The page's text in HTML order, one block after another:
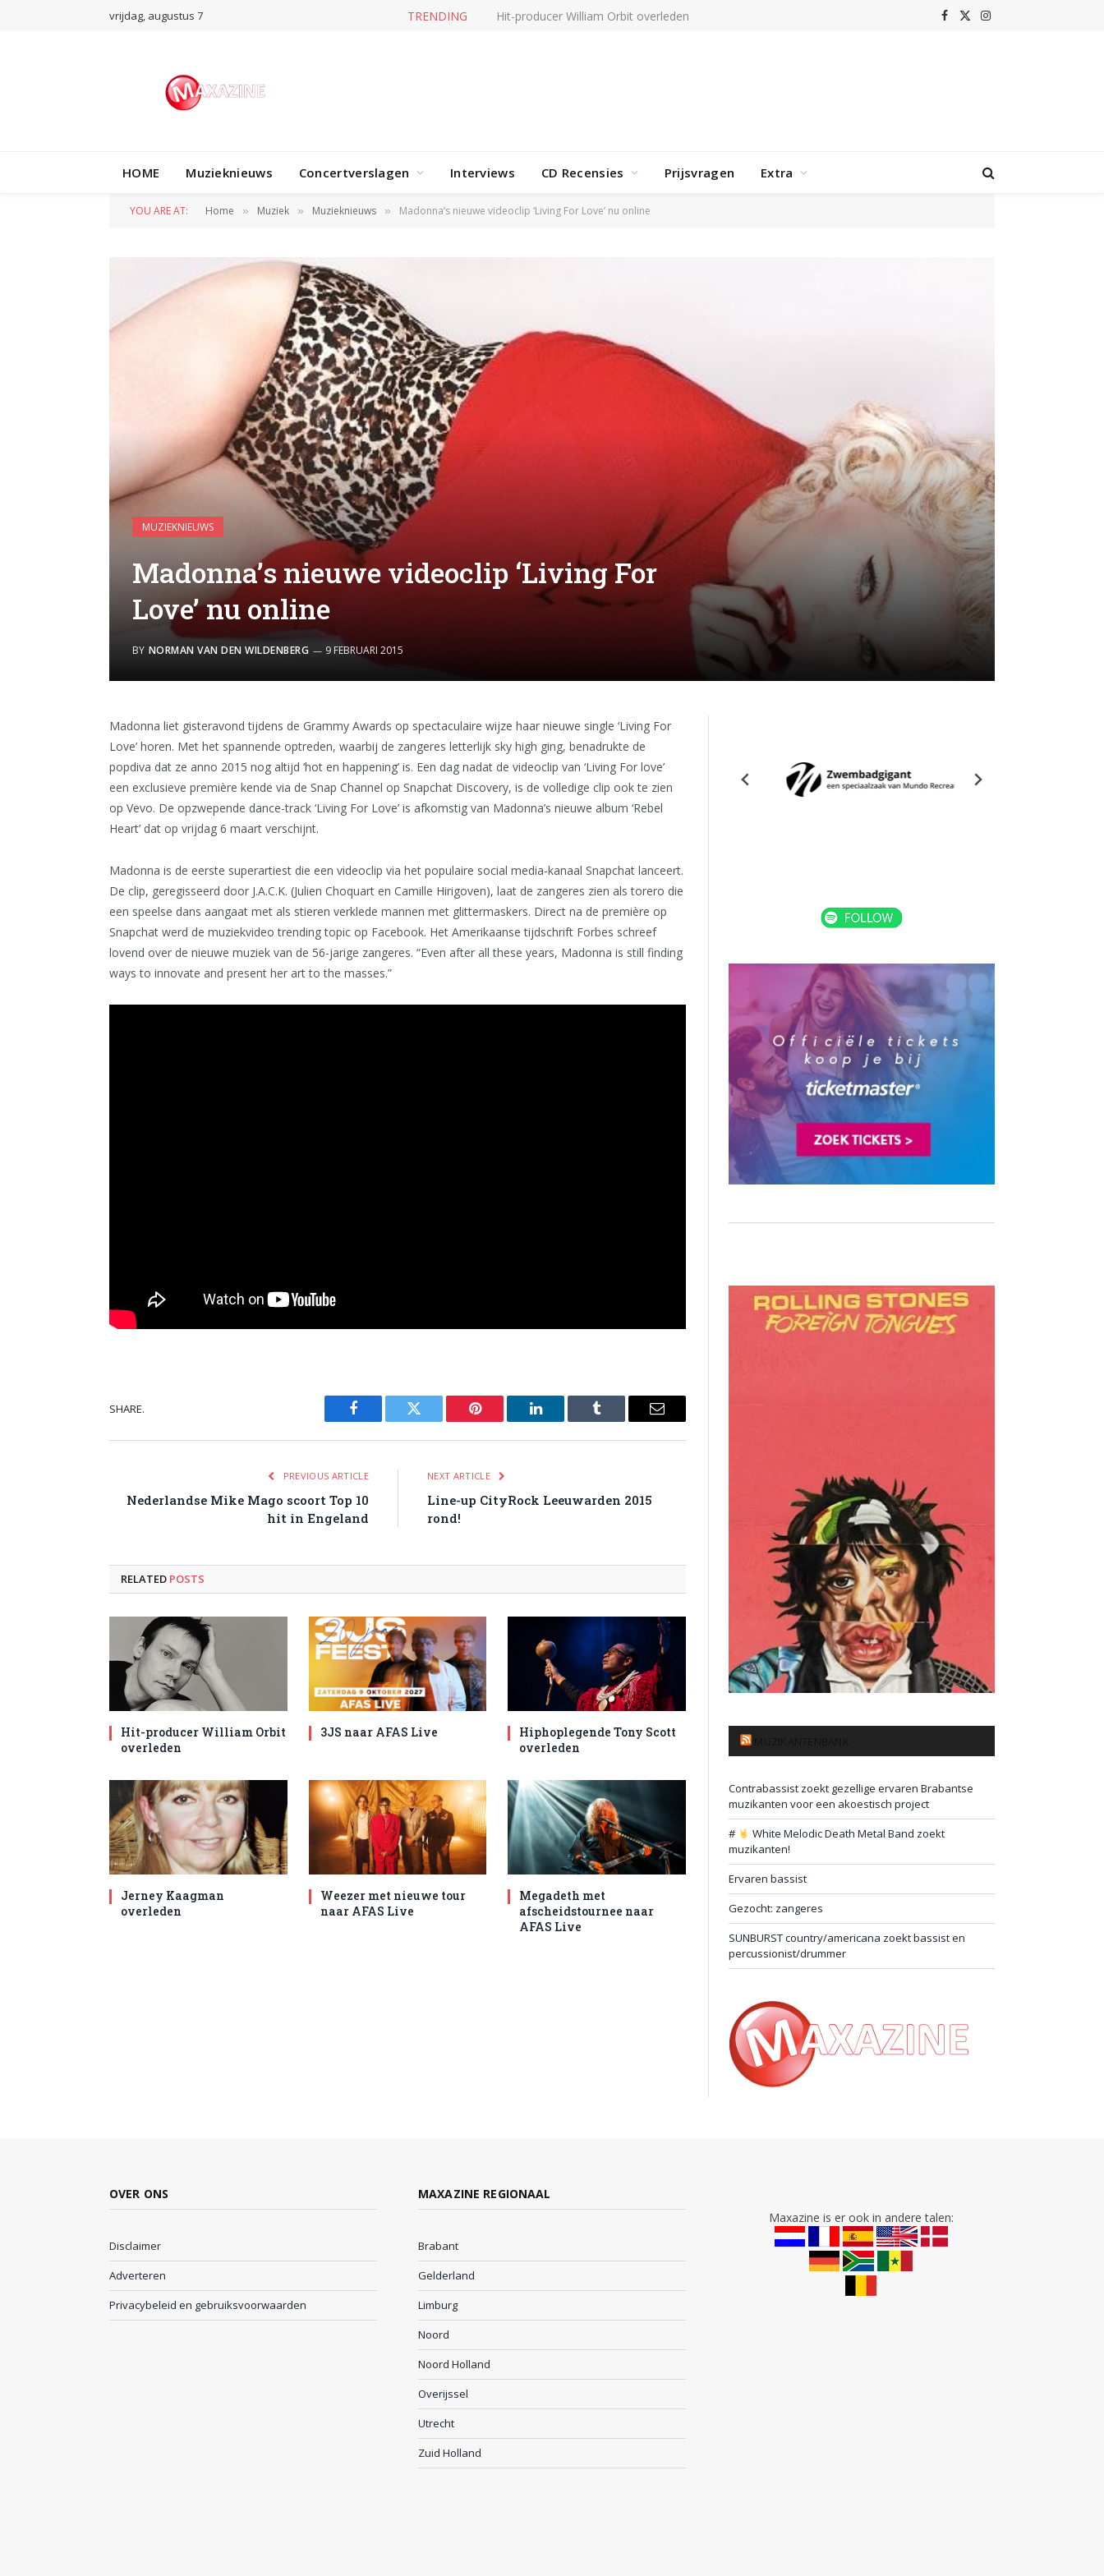
vrijdag, augustus 7 TRENDING Hit-producer William Orbit overleden Facebook
X
Instagram
HOME Muzieknieuws Concertverslagen Interviews CD Recensies Prijsvragen Extra
YOU ARE AT: Home » Muziek » Muzieknieuws » Madonna’s nieuwe videoclip ‘Living For Love’ nu online
MUZIEKNIEUWS
Madonna’s nieuwe videoclip ‘Living For
Love’ nu online
BY NORMAN VAN DEN WILDENBERG 9 FEBRUARI 2015
Madonna liet gisteravond tijdens de Grammy Awards op spectaculaire wijze haar nieuwe single ‘Living For
Love’ horen. Met het spannende optreden, waarbij de zangeres letterlijk sky high ging, benadrukte de
popdiva dat ze anno 2015 nog altijd ‘hot en happening’ is. Een dag nadat de videoclip van ‘Living For love’
een exclusieve première kende via de Snap Channel op Snapchat Discovery, is de volledige clip ook te zien
op Vevo. De opzwepende dance-track ‘Living For Love’ is afkomstig van Madonna’s nieuwe album ‘Rebel
Heart’ dat op vrijdag 6 maart verschijnt.
Madonna is de eerste superartiest die een videoclip via het populaire social media-kanaal Snapchat lanceert.
De clip, geregisseerd door J.A.C.K. (Julien Choquart en Camille Hirigoven), laat de zangeres zien als torero die
een speelse dans aangaat met als stieren verklede mannen met glittermaskers. Direct na de première op
Snapchat werd de muziekvideo trending topic op Facebook. Het Amerikaanse tijdschrift Forbes schreef
lovend over de nieuwe muziek van de 56-jarige zangeres. “Even after all these years, Madonna is still finding
ways to innovate and present her art to the masses.”
SHARE.
Facebook Twitter Pinterest LinkedIn Tumblr Email
PREVIOUS ARTICLE
Nederlandse Mike Mago scoort Top 10
hit in Engeland
NEXT ARTICLE
Line-up CityRock Leeuwarden 2015
rond!
RELATED POSTS
Hit-producer William Orbit
overleden
3JS naar AFAS Live
Hiphoplegende Tony Scott
overleden
Jerney Kaagman
overleden
Weezer met nieuwe tour
naar AFAS Live
Megadeth met
afscheidstournee naar
AFAS Live
Contrabassist zoekt gezellige ervaren Brabantse
muzikanten voor een akoestisch project
#
White Melodic Death Metal Band zoekt
muzikanten!
Ervaren bassist
Gezocht: zangeres
SUNBURST country/americana zoekt bassist en
percussionist/drummer
OVER ONS
Disclaimer
Adverteren
Privacybeleid en gebruiksvoorwaarden
MAXAZINE REGIONAAL
Brabant
Gelderland
Limburg
Noord
Noord Holland
Overijssel
Utrecht
Zuid Holland
Maxazine is er ook in andere talen: